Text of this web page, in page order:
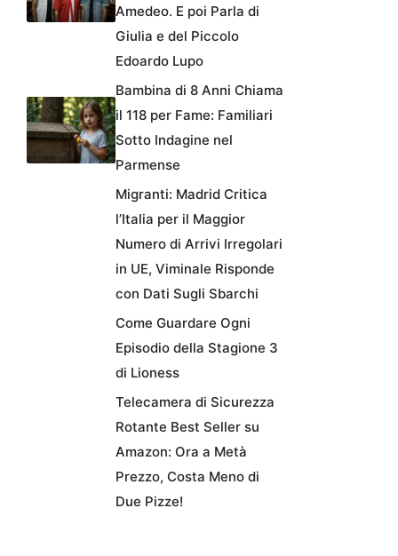
Amedeo. E poi Parla di
Giulia e del Piccolo
Edoardo Lupo
Bambina di 8 Anni Chiama
il 118 per Fame: Familiari
Sotto Indagine nel
Parmense
Migranti: Madrid Critica
l’Italia per il Maggior
Numero di Arrivi Irregolari
in UE, Viminale Risponde
con Dati Sugli Sbarchi
Come Guardare Ogni
Episodio della Stagione 3
di Lioness
Telecamera di Sicurezza
Rotante Best Seller su
Amazon: Ora a Metà
Prezzo, Costa Meno di
Due Pizze!